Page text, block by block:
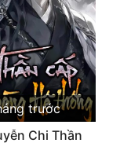
trước
Chi Thần